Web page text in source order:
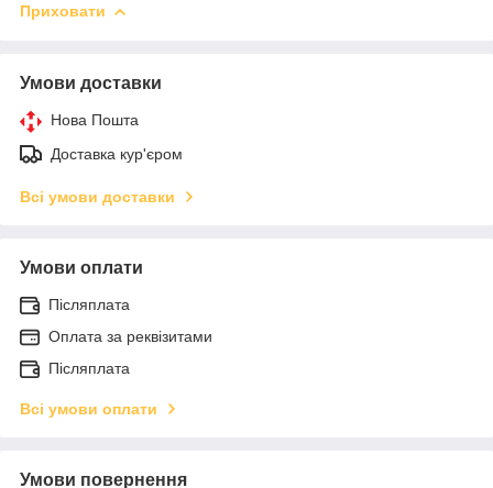
Приховати
Умови доставки
Нова Пошта
Доставка кур'єром
Всі умови доставки
Умови оплати
Післяплата
Оплата за реквізитами
Післяплата
Всі умови оплати
Умови повернення